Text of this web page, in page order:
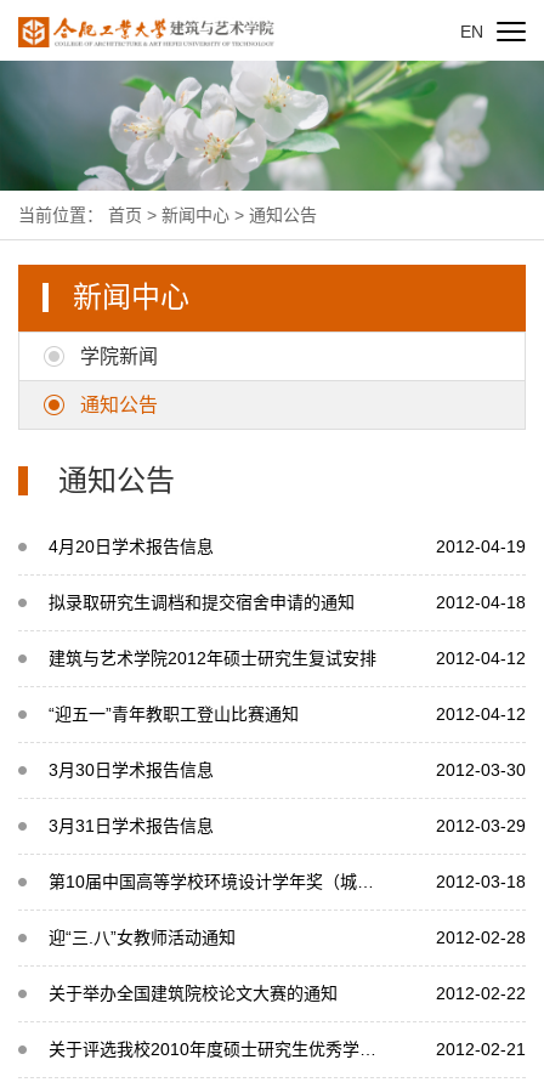
EN
当前位置： 首页 > 新闻中心 > 通知公告
新闻中心
学院新闻
通知公告
通知公告
4月20日学术报告信息 2012-04-19
拟录取研究生调档和提交宿舍申请的通知 2012-04-18
建筑与艺术学院2012年硕士研究生复试安排 2012-04-12
“迎五一”青年教职工登山比赛通知 2012-04-12
3月30日学术报告信息 2012-03-30
3月31日学术报告信息 2012-03-29
第10届中国高等学校环境设计学年奖（城市设计、景观、建筑、室内专业毕业设计竞赛） 2012-03-18
迎“三.八”女教师活动通知 2012-02-28
关于举办全国建筑院校论文大赛的通知 2012-02-22
关于评选我校2010年度硕士研究生优秀学位论文的通知 2012-02-21